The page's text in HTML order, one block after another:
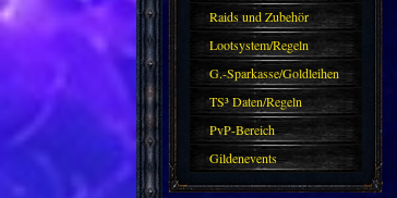
Raids und Zubehör
Lootsystem/Regeln
G.-Sparkasse/Goldleihen
TS³ Daten/Regeln
PvP-Bereich
Gildenevents